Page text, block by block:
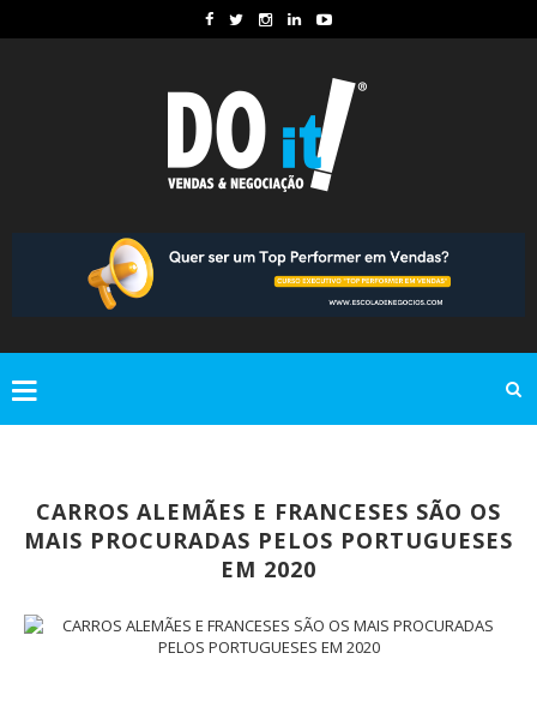
CARROS ALEMÃES E FRANCESES SÃO OS
MAIS PROCURADAS PELOS PORTUGUESES
EM 2020